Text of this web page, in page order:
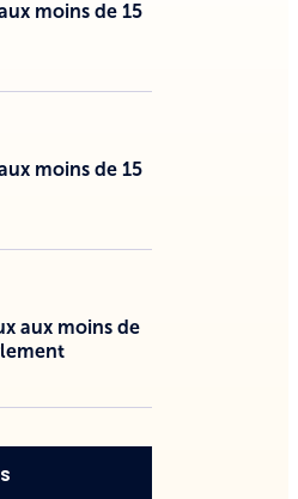
moins de 15
moins de 15
aux moins de